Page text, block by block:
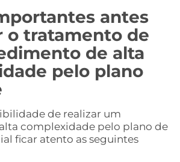
antes
o tratamento de
de alta
pelo plano
de realizar um
complexidade pelo plano de
ficar atento as seguintes